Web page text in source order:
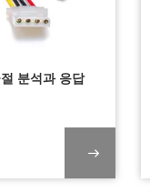
분석과 응답